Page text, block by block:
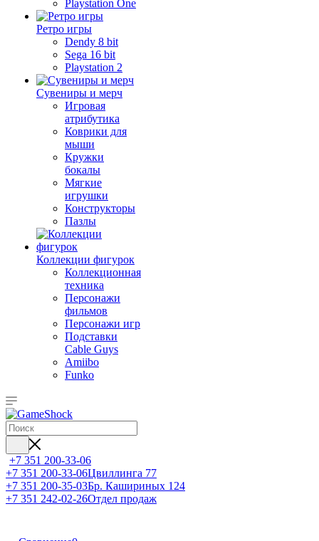
Playstation One
Ретро игры
Dendy 8 bit
Sega 16 bit
Playstation 2
Сувениры и мерч
Игровая
атрибутика
Коврики для
мыши
Кружки
бокалы
Мягкие
игрушки
Конструкторы
Пазлы
Коллекции фигурок
Коллекционная
техника
Персонажи
фильмов
Персонажи игр
Подставки
Cable Guys
Amiibo
Funko
+7 351 200-33-06
+7 351 200-33-06Цвиллинга 77
+7 351 200-35-03Бр. Кашириных 124
+7 351 242-02-26Отдел продаж